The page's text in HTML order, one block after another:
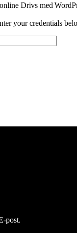
Drivs med
your credentials
post.